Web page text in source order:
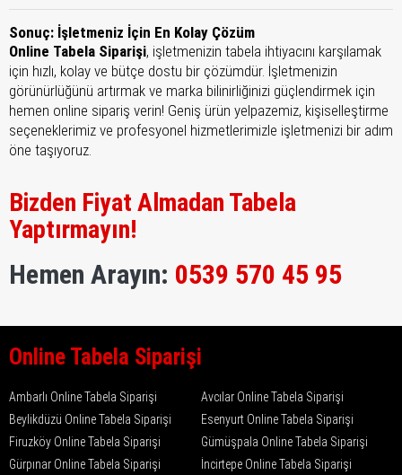
Sonuç: İşletmeniz İçin En Kolay Çözüm
Online Tabela Siparişi, işletmenizin tabela ihtiyacını karşılamak
için hızlı, kolay ve bütçe dostu bir çözümdür. İşletmenizin
görünürlüğünü artırmak ve marka bilinirliğinizi güçlendirmek için
hemen online sipariş verin! Geniş ürün yelpazemiz, kişiselleştirme
seçeneklerimiz ve profesyonel hizmetlerimizle işletmenizi bir adım
öne taşıyoruz.
Bizden Fiyat Almadan Tabela
Yaptırmayın!
Hemen Arayın: 0539 570 45 95
Online Tabela Siparişi
Ambarlı Online Tabela Siparişi
Avcılar Online Tabela Siparişi
Beylikdüzü Online Tabela Siparişi
Esenyurt Online Tabela Siparişi
Firuzköy Online Tabela Siparişi
Gümüşpala Online Tabela Siparişi
Gürpınar Online Tabela Siparişi
İncirtepe Online Tabela Siparişi